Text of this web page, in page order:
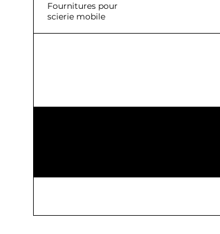
Fournitures pour
scierie mobile